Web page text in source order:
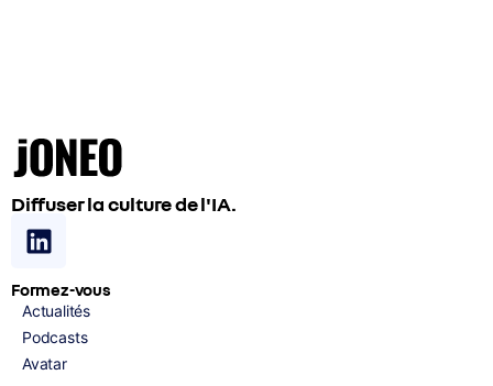
Diffuser la culture de l'IA.
Formez-vous
Actualités
Podcasts
Avatar